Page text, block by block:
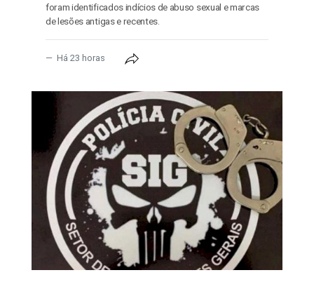
foram identificados indícios de abuso sexual e marcas
de lesões antigas e recentes.
Há 23 horas